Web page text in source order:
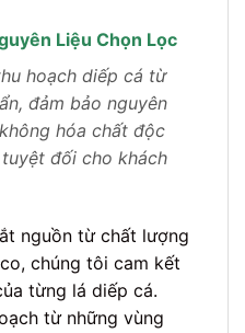
Liệu Chọn Lọc
hoạch diếp cá từ
đảm bảo nguyên
hóa chất độc
đối cho khách
nguồn từ chất lượng
chúng tôi cam kết
từng lá diếp cá.
từ những vùng